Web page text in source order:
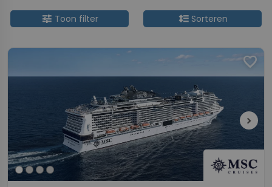
tune Toon filter format_line_spacingSorteren
favorite
chevron_right